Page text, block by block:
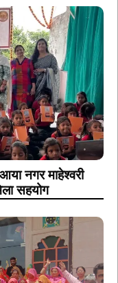
नगर माहेश्वरी
सहयोग